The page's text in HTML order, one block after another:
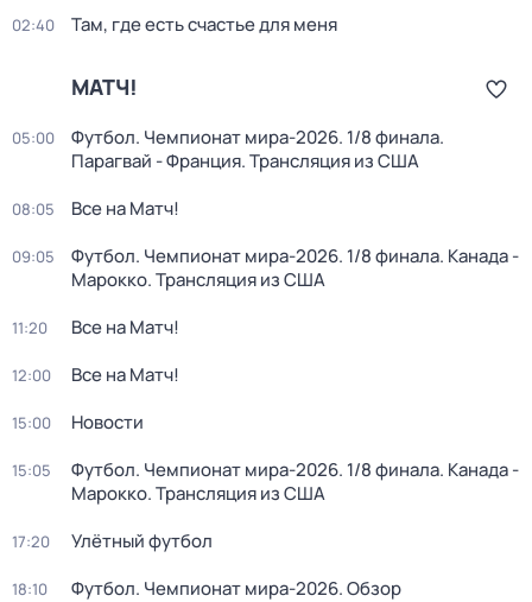
02:40 Там, где есть счастье для меня
МАТЧ!
05:00
Футбол. Чемпионат мира-2026. 1/8 финала.
Парагвай - Франция. Трансляция из США
08:05 Все на Матч!
09:05
Футбол. Чемпионат мира-2026. 1/8 финала. Канада -
Марокко. Трансляция из США
11:20 Все на Матч!
12:00 Все на Матч!
15:00 Новости
15:05
Футбол. Чемпионат мира-2026. 1/8 финала. Канада -
Марокко. Трансляция из США
17:20 Улётный футбол
18:10 Футбол. Чемпионат мира-2026. Обзор